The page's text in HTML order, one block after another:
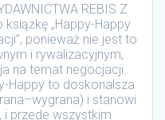
REBIS Z
„Happy-Happy
ponieważ nie jest to
i rywalizacyjnym,
na temat negocjacji.
Happy to doskonalsza
i stanowi
i przede wszystkim